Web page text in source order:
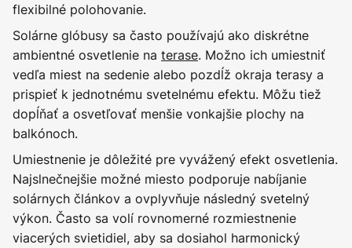
flexibilné polohovanie.
Solárne glóbusy sa často používajú ako diskrétne
ambientné osvetlenie na terase. Možno ich umiestniť
vedľa miest na sedenie alebo pozdĺž okraja terasy a
prispieť k jednotnému svetelnému efektu. Môžu tiež
dopĺňať a osvetľovať menšie vonkajšie plochy na
balkónoch.
Umiestnenie je dôležité pre vyvážený efekt osvetlenia.
Najslnečnejšie možné miesto podporuje nabíjanie
solárnych článkov a ovplyvňuje následný svetelný
výkon. Často sa volí rovnomerné rozmiestnenie
viacerých svietidiel, aby sa dosiahol harmonický